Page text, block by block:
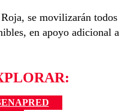
se movilizarán todos
en apoyo adicional a